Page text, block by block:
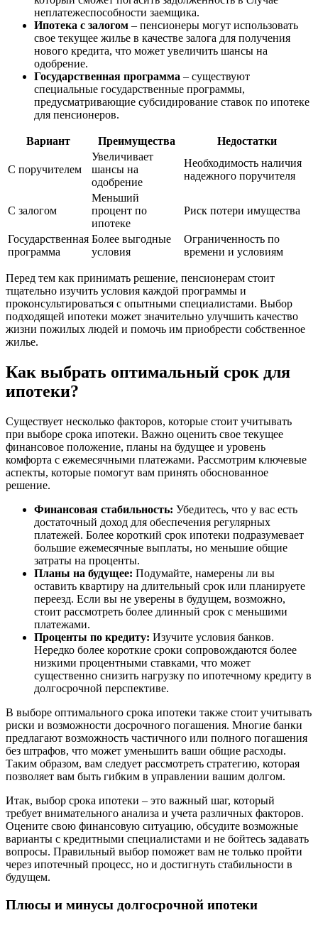
неплатежеспособности заемщика.
Ипотека с залогом – пенсионеры могут использовать
свое текущее жилье в качестве залога для получения
нового кредита, что может увеличить шансы на
одобрение.
Государственная программа – существуют
специальные государственные программы,
предусматривающие субсидирование ставок по ипотеке
для пенсионеров.
Вариант Преимущества Недостатки
С поручителем
Увеличивает
шансы на
одобрение
Необходимость наличия
надежного поручителя
С залогом
Меньший
процент по
ипотеке
Риск потери имущества
Государственная
программа
Более выгодные
условия
Ограниченность по
времени и условиям
Перед тем как принимать решение, пенсионерам стоит
тщательно изучить условия каждой программы и
проконсультироваться с опытными специалистами. Выбор
подходящей ипотеки может значительно улучшить качество
жизни пожилых людей и помочь им приобрести собственное
жилье.
Как выбрать оптимальный срок для
ипотеки?
Существует несколько факторов, которые стоит учитывать
при выборе срока ипотеки. Важно оценить свое текущее
финансовое положение, планы на будущее и уровень
комфорта с ежемесячными платежами. Рассмотрим ключевые
аспекты, которые помогут вам принять обоснованное
решение.
Финансовая стабильность: Убедитесь, что у вас есть
достаточный доход для обеспечения регулярных
платежей. Более короткий срок ипотеки подразумевает
большие ежемесячные выплаты, но меньшие общие
затраты на проценты.
Планы на будущее: Подумайте, намерены ли вы
оставить квартиру на длительный срок или планируете
переезд. Если вы не уверены в будущем, возможно,
стоит рассмотреть более длинный срок с меньшими
платежами.
Проценты по кредиту: Изучите условия банков.
Нередко более короткие сроки сопровождаются более
низкими процентными ставками, что может
существенно снизить нагрузку по ипотечному кредиту в
долгосрочной перспективе.
В выборе оптимального срока ипотеки также стоит учитывать
риски и возможности досрочного погашения. Многие банки
предлагают возможность частичного или полного погашения
без штрафов, что может уменьшить ваши общие расходы.
Таким образом, вам следует рассмотреть стратегию, которая
позволяет вам быть гибким в управлении вашим долгом.
Итак, выбор срока ипотеки – это важный шаг, который
требует внимательного анализа и учета различных факторов.
Оцените свою финансовую ситуацию, обсудите возможные
варианты с кредитными специалистами и не бойтесь задавать
вопросы. Правильный выбор поможет вам не только пройти
через ипотечный процесс, но и достигнуть стабильности в
будущем.
Плюсы и минусы долгосрочной ипотеки